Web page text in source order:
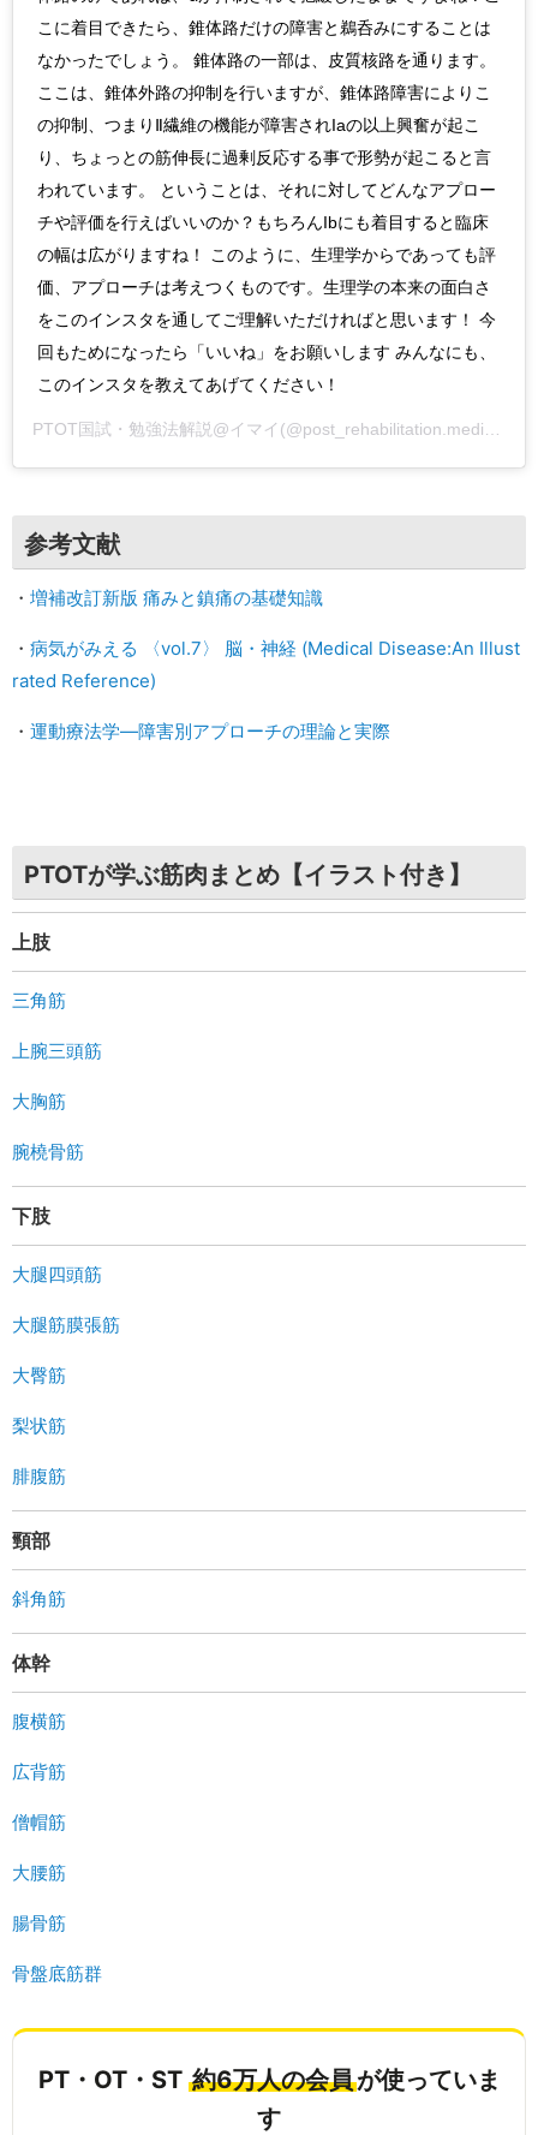
こに着目できたら、錐体路だけの障害と鵜呑みにすることは
なかったでしょう。 錐体路の一部は、皮質核路を通ります。
ここは、錐体外路の抑制を行いますが、錐体路障害によりこ
の抑制、つまりⅡ繊維の機能が障害されIaの以上興奮が起こ
り、ちょっとの筋伸長に過剰反応する事で形勢が起こると言
われています。 ということは、それに対してどんなアプロー
チや評価を行えばいいのか？もちろんIbにも着目すると臨床
の幅は広がりますね！ このように、生理学からであっても評
価、アプローチは考えつくものです。生理学の本来の面白さ
をこのインスタを通してご理解いただければと思います！ 今
回もためになったら「いいね」をお願いします みんなにも、
このインスタを教えてあげてください！
PTOT国試・勉強法解説@イマイ (@post_rehabilitation.media)がシェアした投稿 -
参考文献
・ 増補改訂新版 痛みと鎮痛の基礎知識
・ 病気がみえる 〈vol.7〉 脳・神経 (Medical Disease:An Illust
rated Reference)
・ 運動療法学―障害別アプローチの理論と実際
PTOTが学ぶ筋肉まとめ【イラスト付き】
上肢
三角筋
上腕三頭筋
大胸筋
腕橈骨筋
下肢
大腿四頭筋
大腿筋膜張筋
大臀筋
梨状筋
腓腹筋
頸部
斜角筋
体幹
腹横筋
広背筋
僧帽筋
大腰筋
腸骨筋
骨盤底筋群
PT・OT・ST 約6万人の会員が使っていま
す